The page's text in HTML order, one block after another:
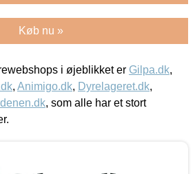
Køb nu »
i øjeblikket er Gilpa.dk,
, Animigo.dk, Dyrelageret.dk,
, som alle har et stort